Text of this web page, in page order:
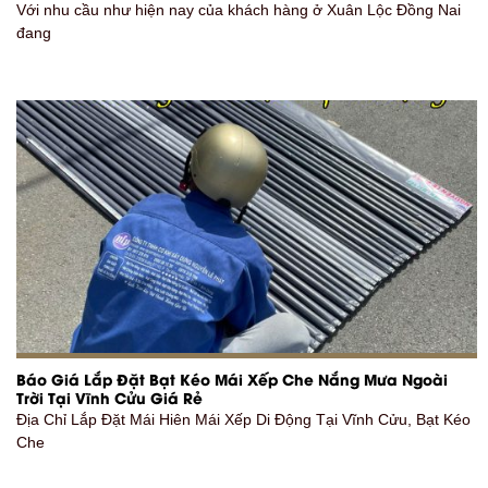
Với nhu cầu như hiện nay của khách hàng ở Xuân Lộc Đồng Nai
đang
Báo Giá Lắp Đặt Bạt Kéo Mái Xếp Che Nắng Mưa Ngoài
Trời Tại Vĩnh Cửu Giá Rẻ
Địa Chỉ Lắp Đặt Mái Hiên Mái Xếp Di Động Tại Vĩnh Cửu, Bạt Kéo
Che